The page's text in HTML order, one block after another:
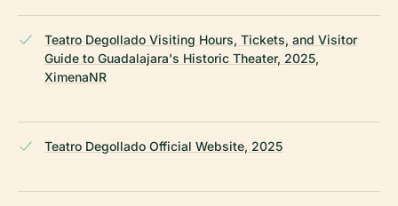
Teatro Degollado Visiting Hours, Tickets, and Visitor
Guide to Guadalajara's Historic Theater, 2025,
XimenaNR
Teatro Degollado Official Website, 2025